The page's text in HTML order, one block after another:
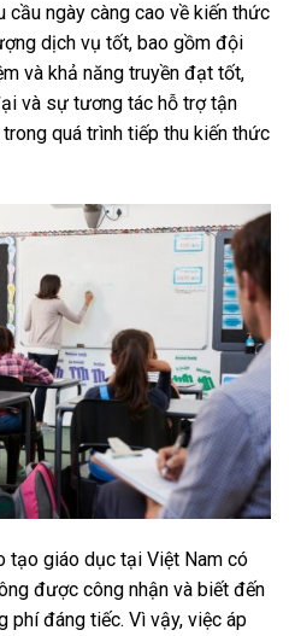
ngày càng cao về kiến thức
dịch vụ tốt, bao gồm đội
và khả năng truyền đạt tốt,
và sự tương tác hỗ trợ tận
quá trình tiếp thu kiến thức
tạo giáo dục tại Việt Nam có
được công nhận và biết đến
phí đáng tiếc. Vì vậy, việc áp